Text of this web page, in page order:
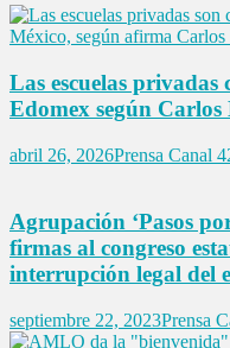
Las escuelas privadas
Edomex según
abril 26, 2026Prensa Canal
Agrupación ‘Pasos
firmas al congreso
interrupción legal del
septiembre 22, 2023Prensa